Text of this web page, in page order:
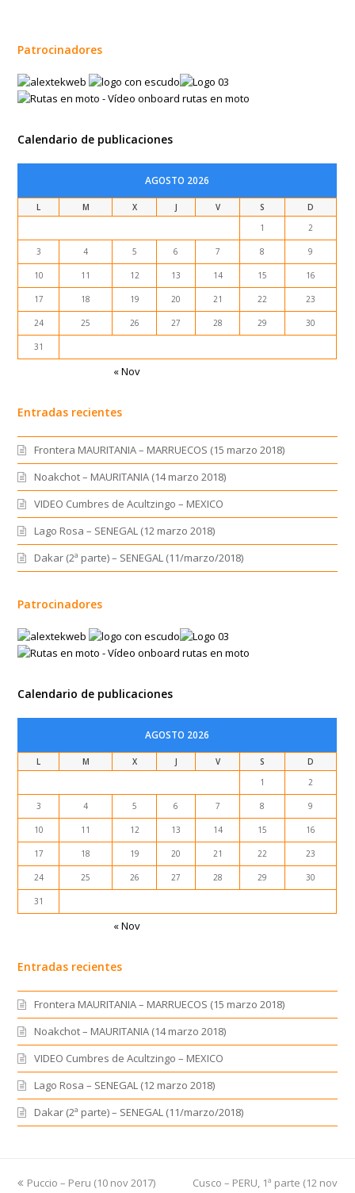
Patrocinadores
Calendario de publicaciones
AGOSTO 2026
L M X J V S
D
1
2
3 4 5 6 7 8 9
10 11 12 13 14 15 16
17 18 19 20 21 22 23
24 25 26 27 28 29 30
31
« Nov
Entradas recientes
Frontera MAURITANIA – MARRUECOS (15 marzo 2018)
Noakchot – MAURITANIA (14 marzo 2018)
VIDEO Cumbres de Acultzingo – MEXICO
Lago Rosa – SENEGAL (12 marzo 2018)
Dakar (2ª parte) – SENEGAL (11/marzo/2018)
Patrocinadores
Calendario de publicaciones
AGOSTO 2026
L M X J V S
D
1
2
3 4 5 6 7 8 9
10 11 12 13 14 15 16
17 18 19 20 21 22 23
24 25 26 27 28 29 30
31
« Nov
Entradas recientes
Frontera MAURITANIA – MARRUECOS (15 marzo 2018)
Noakchot – MAURITANIA (14 marzo 2018)
VIDEO Cumbres de Acultzingo – MEXICO
Lago Rosa – SENEGAL (12 marzo 2018)
Dakar (2ª parte) – SENEGAL (11/marzo/2018)
previous
Puccio – Peru (10 nov 2017)
next
Cusco – PERU, 1ª parte (12 nov